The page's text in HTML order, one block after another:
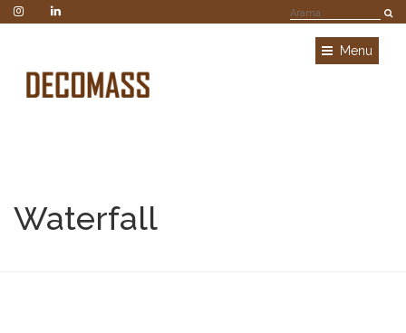
Menu
Waterfall